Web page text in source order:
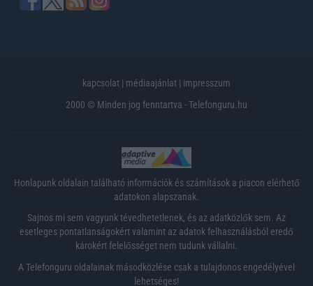
kapcsolat | médiaajánlat | impresszum
2000 © Minden jog fenntartva - Telefonguru.hu
Honlapunk oldalain található információk és számítások a piacon elérhető
adatokon alapszanak.
Sajnos mi sem vagyunk tévedhetetlenek, és az adatközlők sem. Az
esetleges pontatlanságokért valamint az adatok felhasználásból eredő
károkért felelősséget nem tudunk vállalni.
A Telefonguru oldalainak másodközlése csak a tulajdonos engedélyével
lehetséges!